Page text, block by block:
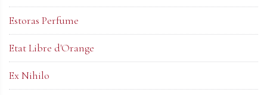
Estoras Perfume
Etat Libre d'Orange
Ex Nihilo